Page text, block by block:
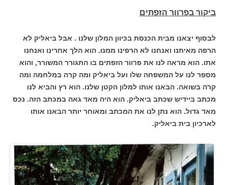
ביקור בפרוור הזפתים
לבסוף יצאנו מבית הכנסת בכיוון המלון שלנו . אבל ביאליק לא
הרפה מאיתנו ואנחנו לא הרפינו ממנו. הוא הלך אחרינו ואנחנו
אתו. הוא מראה לנו את פרוור הזפתים בו התגורר המשורר, והוא
מספר לנו על המשפחה שלו ועל ביאליק ומה קרה במלחמה ומה
קרה בשואה. הבאנו אותו למלון הקטן שלנו. הוא רץ והביא לנו
מכתב ביידיש שכתב ביאליק. הוא היה מאד גאה במכתב הזה. נכס
מאד גדול. הוא נתן לנו את המכתב ומאוחר יותר הבאנו אותו
לארכיון בית ביאליק.